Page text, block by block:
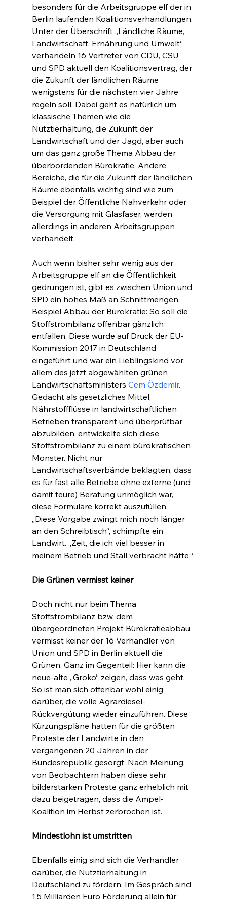
besonders für die Arbeitsgruppe elf der in
Berlin laufenden Koalitionsverhandlungen.
Unter der Überschrift „Ländliche Räume,
Landwirtschaft, Ernährung und Umwelt“
verhandeln 16 Vertreter von CDU, CSU
und SPD aktuell den Koalitionsvertrag, der
die Zukunft der ländlichen Räume
wenigstens für die nächsten vier Jahre
regeln soll. Dabei geht es natürlich um
klassische Themen wie die
Nutztierhaltung, die Zukunft der
Landwirtschaft und der Jagd, aber auch
um das ganz große Thema Abbau der
überbordenden Bürokratie. Andere
Bereiche, die für die Zukunft der ländlichen
Räume ebenfalls wichtig sind wie zum
Beispiel der Öffentliche Nahverkehr oder
die Versorgung mit Glasfaser, werden
allerdings in anderen Arbeitsgruppen
verhandelt.
Auch wenn bisher sehr wenig aus der
Arbeitsgruppe elf an die Öffentlichkeit
gedrungen ist, gibt es zwischen Union und
SPD ein hohes Maß an Schnittmengen.
Beispiel Abbau der Bürokratie: So soll die
Stoffstrombilanz offenbar gänzlich
entfallen. Diese wurde auf Druck der EU-
Kommission 2017 in Deutschland
eingeführt und war ein Lieblingskind vor
allem des jetzt abgewählten grünen
Landwirtschaftsministers Cem Özdemir.
Gedacht als gesetzliches Mittel,
Nährstoffflüsse in landwirtschaftlichen
Betrieben transparent und überprüfbar
abzubilden, entwickelte sich diese
Stoffstrombilanz zu einem bürokratischen
Monster. Nicht nur
Landwirtschaftsverbände beklagten, dass
es für fast alle Betriebe ohne externe (und
damit teure) Beratung unmöglich war,
diese Formulare korrekt auszufüllen.
„Diese Vorgabe zwingt mich noch länger
an den Schreibtisch“, schimpfte ein
Landwirt. „Zeit, die ich viel besser in
meinem Betrieb und Stall verbracht hätte.“
Die Grünen vermisst keiner
Doch nicht nur beim Thema
Stoffstrombilanz bzw. dem
übergeordneten Projekt Bürokratieabbau
vermisst keiner der 16 Verhandler von
Union und SPD in Berlin aktuell die
Grünen. Ganz im Gegenteil: Hier kann die
neue-alte „Groko“ zeigen, dass was geht.
So ist man sich offenbar wohl einig
darüber, die volle Agrardiesel-
Rückvergütung wieder einzuführen. Diese
Kürzungspläne hatten für die größten
Proteste der Landwirte in den
vergangenen 20 Jahren in der
Bundesrepublik gesorgt. Nach Meinung
von Beobachtern haben diese sehr
bilderstarken Proteste ganz erheblich mit
dazu beigetragen, dass die Ampel-
Koalition im Herbst zerbrochen ist.
Mindestlohn ist umstritten
Ebenfalls einig sind sich die Verhandler
darüber, die Nutztierhaltung in
Deutschland zu fördern. Im Gespräch sind
1,5 Milliarden Euro Förderung allein für